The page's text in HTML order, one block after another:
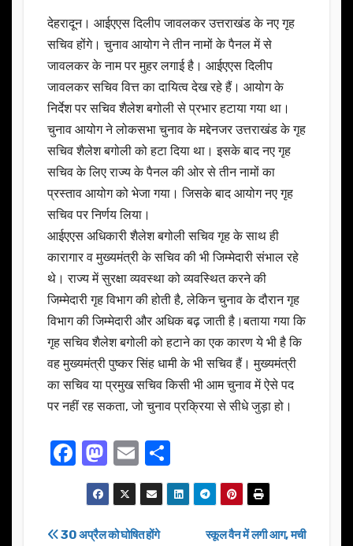
देहरादून। आईएएस दिलीप जावलकर उत्तराखंड के नए गृह
सचिव होंगे। चुनाव आयोग ने तीन नामों के पैनल में से
जावलकर के नाम पर मुहर लगाई है। आईएएस दिलीप
जावलकर सचिव वित्त का दायित्व देख रहे हैं। आयोग के
निर्देश पर सचिव शैलेश बगोली से प्रभार हटाया गया था।
चुनाव आयोग ने लोकसभा चुनाव के मद्देनजर उत्तराखंड के गृह
सचिव शैलेश बगोली को हटा दिया था। इसके बाद नए गृह
सचिव के लिए राज्य के पैनल की ओर से तीन नामों का
प्रस्ताव आयोग को भेजा गया। जिसके बाद आयोग नए गृह
सचिव पर निर्णय लिया।
आईएएस अधिकारी शैलेश बगोली सचिव गृह के साथ ही
कारागार व मुख्यमंत्री के सचिव की भी जिम्मेदारी संभाल रहे
थे। राज्य में सुरक्षा व्यवस्था को व्यवस्थित करने की
जिम्मेदारी गृह विभाग की होती है, लेकिन चुनाव के दौरान गृह
विभाग की जिम्मेदारी और अधिक बढ़ जाती है।बताया गया कि
गृह सचिव शैलेश बगोली को हटाने का एक कारण ये भी है कि
वह मुख्यमंत्री पुष्कर सिंह धामी के भी सचिव हैं। मुख्यमंत्री
का सचिव या प्रमुख सचिव किसी भी आम चुनाव में ऐसे पद
पर नहीं रह सकता, जो चुनाव प्रक्रिया से सीधे जुड़ा हो।
F
a
c
e
M
a
st
o
E
m
ail
h
ar
Post
स्कूल वैन में लगी आग, मची
30 अप्रैल को घोषित होंगे